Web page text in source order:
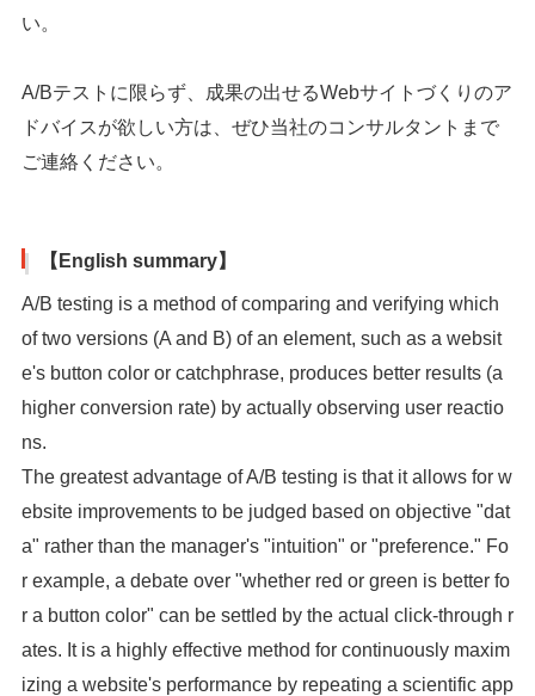
い。
A/Bテストに限らず、成果の出せるWebサイトづくりのア
ドバイスが欲しい方は、ぜひ当社のコンサルタントまで
ご連絡ください。
【English summary】
A/B testing is a method of comparing and verifying which
of two versions (A and B) of an element, such as a websit
e's button color or catchphrase, produces better results (a
higher conversion rate) by actually observing user reactio
ns.
The greatest advantage of A/B testing is that it allows for w
ebsite improvements to be judged based on objective "dat
a" rather than the manager's "intuition" or "preference." Fo
r example, a debate over "whether red or green is better fo
r a button color" can be settled by the actual click-through r
ates. It is a highly effective method for continuously maxim
izing a website's performance by repeating a scientific app